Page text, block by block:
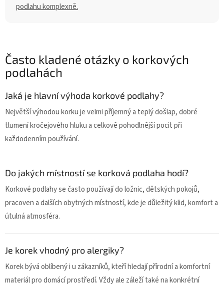
podlahu komplexně.
Často kladené otázky o korkových
podlahách
Jaká je hlavní výhoda korkové podlahy?
Největší výhodou korku je velmi příjemný a teplý došlap, dobré
tlumení kročejového hluku a celkově pohodlnější pocit při
každodenním používání.
Do jakých místností se korková podlaha hodí?
Korkové podlahy se často používají do ložnic, dětských pokojů,
pracoven a dalších obytných místností, kde je důležitý klid, komfort a
útulná atmosféra.
Je korek vhodný pro alergiky?
Korek bývá oblíbený i u zákazníků, kteří hledají přírodní a komfortní
materiál pro domácí prostředí. Vždy ale záleží také na konkrétní